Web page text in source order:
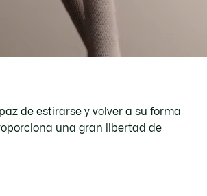
de estirarse y volver a su forma
una gran libertad de